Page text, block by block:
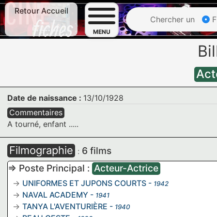
Retour Accueil
MENU
Chercher un
Date de naissance : 13/10/1928
Commentaires
A tourné, enfant .....
Filmographie : 6 films
=> Poste Principal : Acteur-Actrice
UNIFORMES ET JUPONS COURTS - 1942
NAVAL ACADEMY - 1941
TANYA L'AVENTURIÈRE - 1940